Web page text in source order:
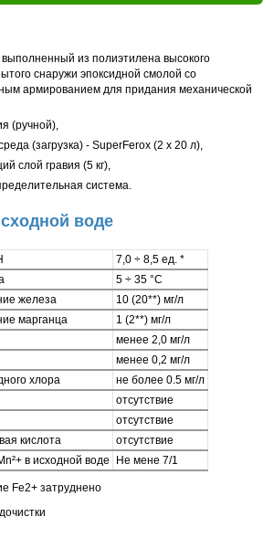
из полиэтилена высокого
снаружи эпоксидной смолой со
армированием для придания механической
(ручной),
(загрузка) - SuperFerox (2 x 20 л),
слой гравия (5 кг),
система.
воде
7,0 ÷ 8,5 ед. *
5 ÷ 35 °С
железа
10 (20**) мг/л
марганца
1 (2**) мг/л
менее 2,0 мг/л
менее 0,2 мг/л
хлора
не более 0.5 мг/л
отсутствие
отсутствие
кислота
отсутствие
в исходной воде
Не мене 7/1
Fe2+ затруднено